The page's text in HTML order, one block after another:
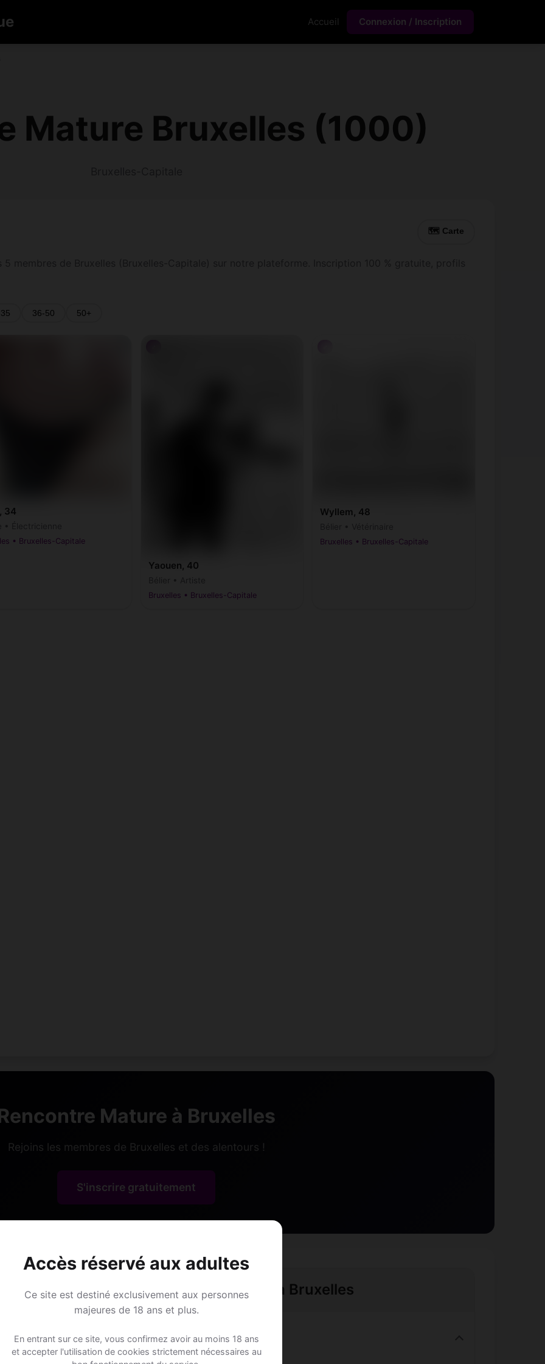
Accès réservé aux adultes
Ce site est destiné exclusivement aux personnes
majeures de 18 ans et plus.
En entrant sur ce site, vous confirmez avoir au moins 18 ans
et accepter l'utilisation de cookies strictement nécessaires au
Accueil Connexion / Inscription
Mature Bruxelles (1000)
🗺 Carte
36-50 50+
34
• Bruxelles-Capitale
Yaouen, 40
Bruxelles • Bruxelles-Capitale
Wyllem, 48
Bruxelles • Bruxelles-Capitale
Mature à Bruxelles
Rejoins les membres de Bruxelles et des alentours !
S'inscrire gratuitement
?
Lieux de sortie à Bruxelles
📍 Barss 9